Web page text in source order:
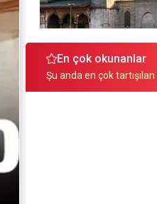
En çok okunanlar
Şu anda en çok